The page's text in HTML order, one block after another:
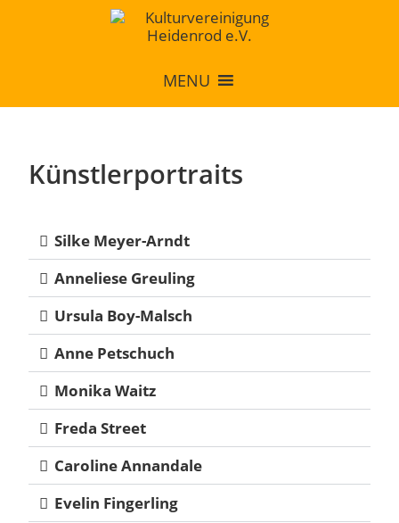
MENU
Künstlerportraits
Silke Meyer-Arndt
Anneliese Greuling
Ursula Boy-Malsch
Anne Petschuch
Monika Waitz
Freda Street
Caroline Annandale
Evelin Fingerling